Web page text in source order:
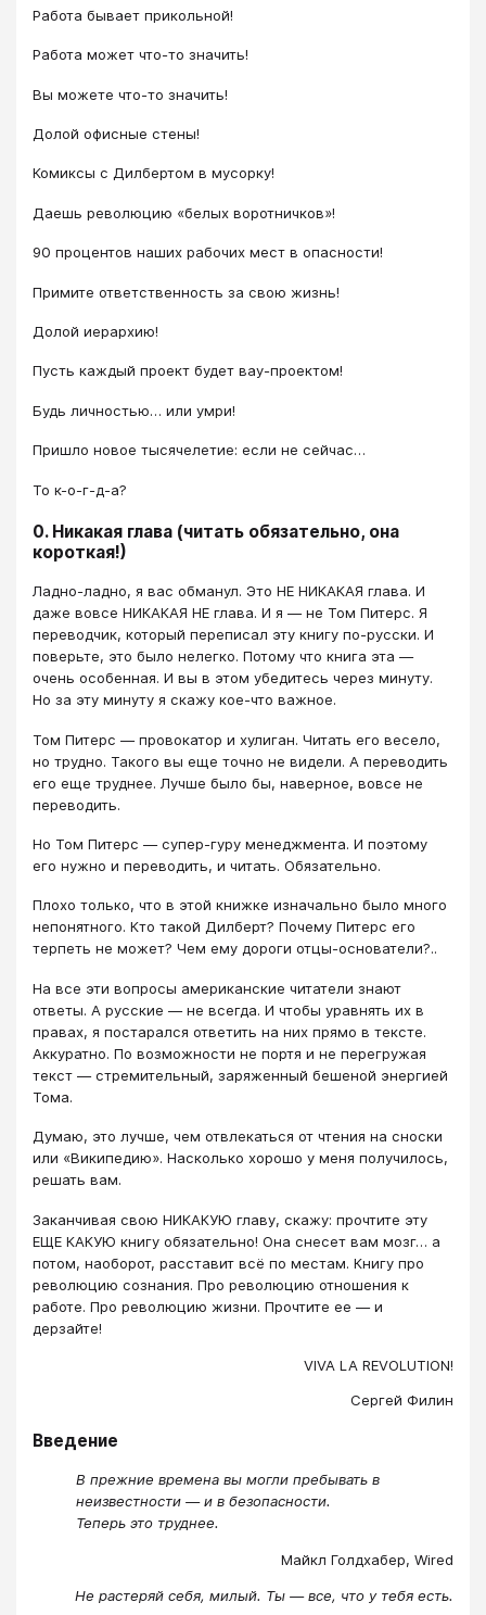
Работа бывает прикольной!
Работа может что-то значить!
Вы можете что-то значить!
Долой офисные стены!
Комиксы с Дилбертом в мусорку!
Даешь революцию «белых воротничков»!
90 процентов наших рабочих мест в опасности!
Примите ответственность за свою жизнь!
Долой иерархию!
Пусть каждый проект будет вау-проектом!
Будь личностью… или умри!
Пришло новое тысячелетие: если не сейчас…
То к-о-г-д-а?
0. Никакая глава (читать обязательно, она
короткая!)
Ладно-ладно, я вас обманул. Это НЕ НИКАКАЯ глава. И
даже вовсе НИКАКАЯ НЕ глава. И я — не Том Питерс. Я
переводчик, который переписал эту книгу по-русски. И
поверьте, это было нелегко. Потому что книга эта —
очень особенная. И вы в этом убедитесь через минуту.
Но за эту минуту я скажу кое-что важное.
Том Питерс — провокатор и хулиган. Читать его весело,
но трудно. Такого вы еще точно не видели. А переводить
его еще труднее. Лучше было бы, наверное, вовсе не
переводить.
Но Том Питерс — супер-гуру менеджмента. И поэтому
его нужно и переводить, и читать. Обязательно.
Плохо только, что в этой книжке изначально было много
непонятного. Кто такой Дилберт? Почему Питерс его
терпеть не может? Чем ему дороги отцы-основатели?..
На все эти вопросы американские читатели знают
ответы. А русские — не всегда. И чтобы уравнять их в
правах, я постарался ответить на них прямо в тексте.
Аккуратно. По возможности не портя и не перегружая
текст — стремительный, заряженный бешеной энергией
Тома.
Думаю, это лучше, чем отвлекаться от чтения на сноски
или «Википедию». Насколько хорошо у меня получилось,
решать вам.
Заканчивая свою НИКАКУЮ главу, скажу: прочтите эту
ЕЩЕ КАКУЮ книгу обязательно! Она снесет вам мозг… а
потом, наоборот, расставит всё по местам. Книгу про
революцию сознания. Про революцию отношения к
работе. Про революцию жизни. Прочтите ее — и
дерзайте!
VIVA LA REVOLUTION!
Сергей Филин
Введение
В прежние времена вы могли пребывать в
неизвестности — и в безопасности.
Теперь это труднее.
Майкл Голдхабер, Wired
Не растеряй себя, милый. Ты — все, что у тебя есть.